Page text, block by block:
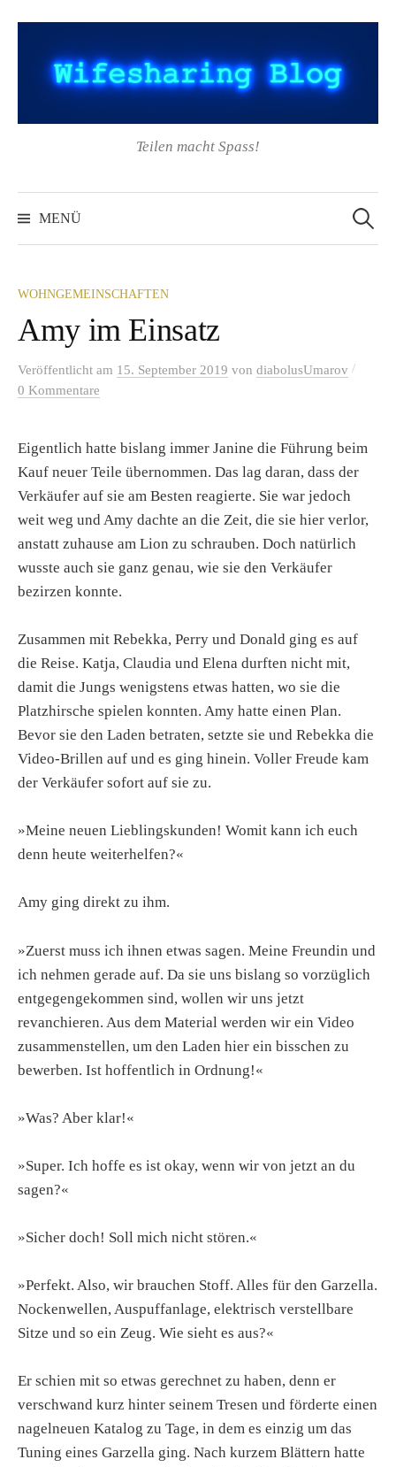
Inhalt
Teilen macht Spass!
MENÜ
nach:
WOHNGEMEINSCHAFTEN
Amy im Einsatz
Veröffentlicht am 15. September 2019 von diabolusUmarov /
0 Kommentare
Eigentlich hatte bislang immer Janine die Führung beim
Kauf neuer Teile übernommen. Das lag daran, dass der
Verkäufer auf sie am Besten reagierte. Sie war jedoch
weit weg und Amy dachte an die Zeit, die sie hier verlor,
anstatt zuhause am Lion zu schrauben. Doch natürlich
wusste auch sie ganz genau, wie sie den Verkäufer
bezirzen konnte.
Zusammen mit Rebekka, Perry und Donald ging es auf
die Reise. Katja, Claudia und Elena durften nicht mit,
damit die Jungs wenigstens etwas hatten, wo sie die
Platzhirsche spielen konnten. Amy hatte einen Plan.
Bevor sie den Laden betraten, setzte sie und Rebekka die
Video-Brillen auf und es ging hinein. Voller Freude kam
der Verkäufer sofort auf sie zu.
»Meine neuen Lieblingskunden! Womit kann ich euch
denn heute weiterhelfen?«
Amy ging direkt zu ihm.
»Zuerst muss ich ihnen etwas sagen. Meine Freundin und
ich nehmen gerade auf. Da sie uns bislang so vorzüglich
entgegengekommen sind, wollen wir uns jetzt
revanchieren. Aus dem Material werden wir ein Video
zusammenstellen, um den Laden hier ein bisschen zu
bewerben. Ist hoffentlich in Ordnung!«
»Was? Aber klar!«
»Super. Ich hoffe es ist okay, wenn wir von jetzt an du
sagen?«
»Sicher doch! Soll mich nicht stören.«
»Perfekt. Also, wir brauchen Stoff. Alles für den Garzella.
Nockenwellen, Auspuffanlage, elektrisch verstellbare
Sitze und so ein Zeug. Wie sieht es aus?«
Er schien mit so etwas gerechnet zu haben, denn er
verschwand kurz hinter seinem Tresen und förderte einen
nagelneuen Katalog zu Tage, in dem es einzig um das
Tuning eines Garzella ging. Nach kurzem Blättern hatte